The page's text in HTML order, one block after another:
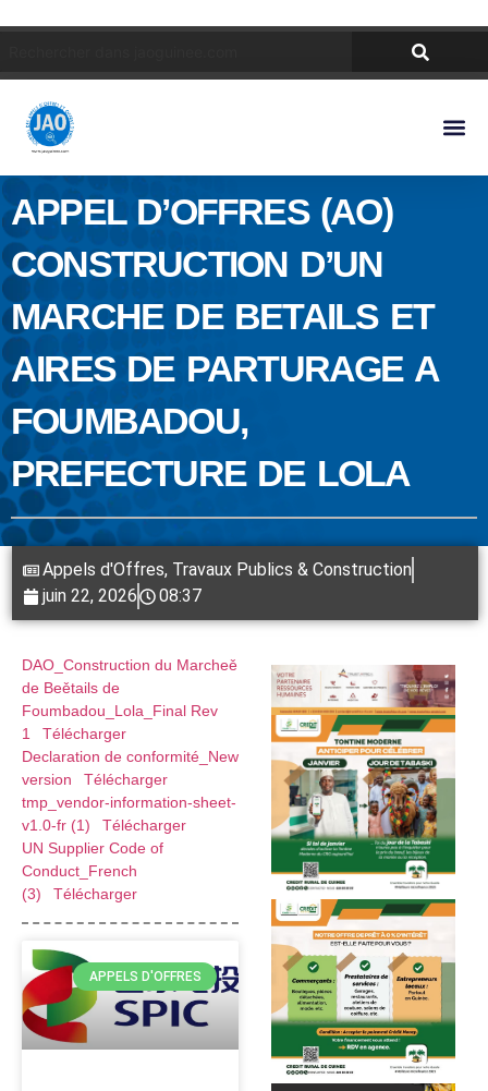
APPEL D’OFFRES (AO)
CONSTRUCTION D’UN
MARCHE DE BETAILS ET
AIRES DE PARTURAGE A
FOUMBADOU,
PREFECTURE DE LOLA
Appels d'Offres, Travaux Publics & Construction
juin 22, 2026
08:37
DAO_Construction du Marcheě
de Beětails de
Foumbadou_Lola_Final Rev
1
Télécharger
Declaration de conformité_New
version
Télécharger
tmp_vendor-information-sheet-
v1.0-fr (1)
Télécharger
UN Supplier Code of
Conduct_French
(3)
Télécharger
APPELS D'OFFRES